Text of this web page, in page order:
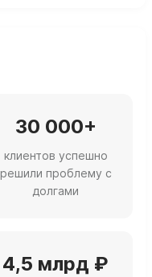
30 000+
клиентов успешно
решили проблему с
долгами
4,5 млрд ₽